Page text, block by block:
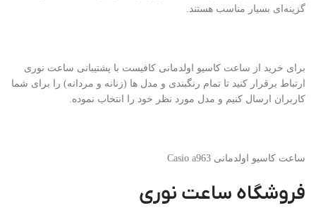
گزینه‌ای بسیار مناسب هستند.
برای خرید از ساعت کاسیو اولدمانی کافیست با پشتیبانی ساعت نوری
ارتباط برقرار کنید تا تمام رنگبندی و مدل ها (زنانه و مردانه) را برای شما
کاربران ارسال کنیم و مدل مورد نظر خود را انتخاب نموده.
ساعت کاسیو اولدمانی Casio a963
فروشگاه ساعت نوری